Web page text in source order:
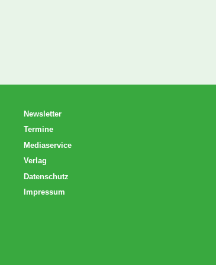
Newsletter
Termine
Mediaservice
Verlag
Datenschutz
Impressum